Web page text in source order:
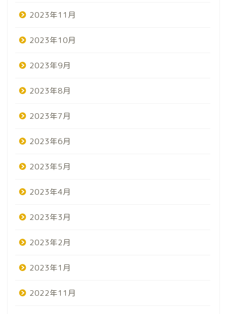
2023年11月
2023年10月
2023年9月
2023年8月
2023年7月
2023年6月
2023年5月
2023年4月
2023年3月
2023年2月
2023年1月
2022年11月